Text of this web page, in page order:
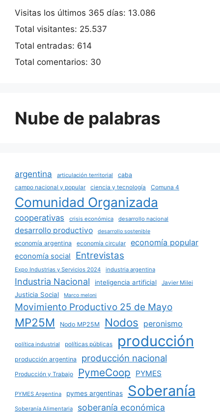
Visitas los últimos 365 días: 13.086
Total visitantes: 25.537
Total entradas: 614
Total comentarios: 30
Nube de palabras
argentina articulación territorial
caba
campo nacional y popular
ciencia y tecnología Comuna 4
Comunidad Organizada
cooperativas crisis económica desarrollo nacional
desarrollo productivo desarrollo sostenible
economía argentina economía circular economía popular
economía social Entrevistas
Expo Industrias y Servicios 2024 industria argentina
Industria Nacional inteligencia artificial Javier Milei
Justicia Social Marco meloni
Movimiento Productivo 25 de Mayo
MP25M Nodo MP25M Nodos peronismo
política industrial políticas públicas producción
producción argentina producción nacional
Producción y Trabajo PymeCoop PYMES
PYMES Argentina pymes argentinas Soberanía
Soberanía Alimentaria soberanía económica